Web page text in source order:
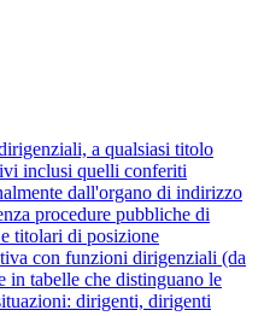
a qualsiasi titolo
inclusi quelli conferiti
dall'organo di indirizzo
procedure pubbliche di
titolari di posizione
con funzioni dirigenziali (da
in tabelle che distinguano le
dirigenti, dirigenti